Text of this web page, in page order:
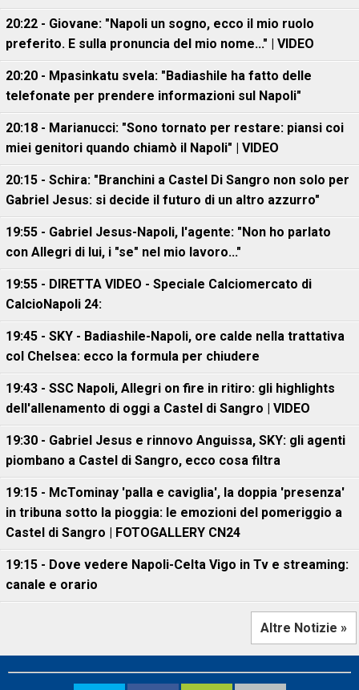
20:22 - Giovane: "Napoli un sogno, ecco il mio ruolo
preferito. E sulla pronuncia del mio nome..." | VIDEO
20:20 - Mpasinkatu svela: "Badiashile ha fatto delle
telefonate per prendere informazioni sul Napoli"
20:18 - Marianucci: "Sono tornato per restare: piansi coi
miei genitori quando chiamò il Napoli" | VIDEO
20:15 - Schira: "Branchini a Castel Di Sangro non solo per
Gabriel Jesus: si decide il futuro di un altro azzurro"
19:55 - Gabriel Jesus-Napoli, l'agente: "Non ho parlato
con Allegri di lui, i "se" nel mio lavoro..."
19:55 - DIRETTA VIDEO - Speciale Calciomercato di
CalcioNapoli 24:
19:45 - SKY - Badiashile-Napoli, ore calde nella trattativa
col Chelsea: ecco la formula per chiudere
19:43 - SSC Napoli, Allegri on fire in ritiro: gli highlights
dell'allenamento di oggi a Castel di Sangro | VIDEO
19:30 - Gabriel Jesus e rinnovo Anguissa, SKY: gli agenti
piombano a Castel di Sangro, ecco cosa filtra
19:15 - McTominay 'palla e caviglia', la doppia 'presenza'
in tribuna sotto la pioggia: le emozioni del pomeriggio a
Castel di Sangro | FOTOGALLERY CN24
19:15 - Dove vedere Napoli-Celta Vigo in Tv e streaming:
canale e orario
Altre Notizie »